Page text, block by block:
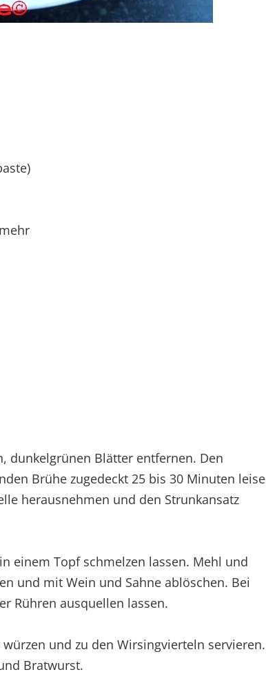
dunkelgrünen Blätter entfernen. Den
Brühe zugedeckt 25 bis 30 Minuten leise
herausnehmen und den Strunkansatz
einem Topf schmelzen lassen. Mehl und
und mit Wein und Sahne ablöschen. Bei
Rühren ausquellen lassen.
und zu den Wirsingvierteln servieren.
Bratwurst.